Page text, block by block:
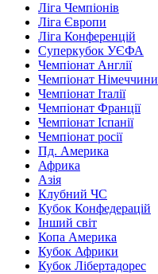
Ліга Чемпіонів
Ліга Європи
Ліга Конференцій
Суперкубок УЄФА
Чемпіонат Англії
Чемпіонат Німеччини
Чемпіонат Італії
Чемпіонат Франції
Чемпіонат Іспанії
Чемпіонат росії
Пд. Америка
Африка
Азія
Клубний ЧС
Кубок Конфедерацій
Інший світ
Копа Америка
Кубок Африки
Кубок Лібертадорес